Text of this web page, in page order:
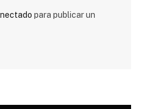
para publicar un